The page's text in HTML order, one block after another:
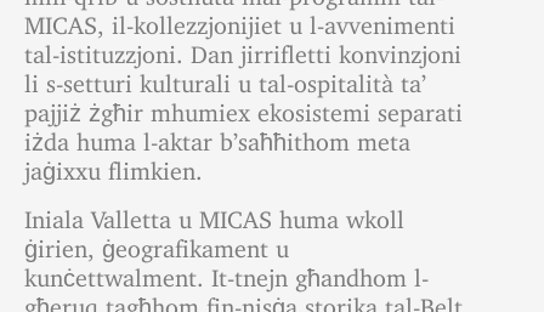
MICAS, il-kollezzjonijiet u l-avvenimenti
tal-istituzzjoni. Dan jirrifletti konvinzjoni
li s-setturi kulturali u tal-ospitalità ta’
pajjiż żgħir mhumiex ekosistemi separati
iżda huma l-aktar b’saħħithom meta
jaġixxu flimkien.
Iniala Valletta u MICAS huma wkoll
ġirien, ġeografikament u
kunċettwalment. It-tnejn għandhom l-
għeruq tagħhom fin-nisġa storika tal-Belt